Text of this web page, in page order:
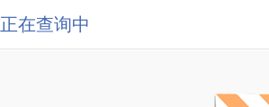
正在查询中